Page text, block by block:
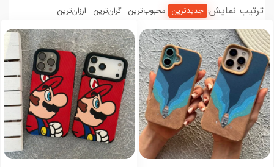
ترتیب نمایش: جدیدترین محبوب‌ترین گران‌ترین ارزان‌ترین